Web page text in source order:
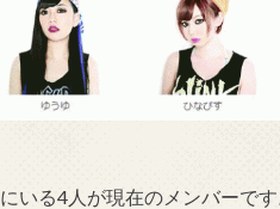
いる4人が現在のメンバーです